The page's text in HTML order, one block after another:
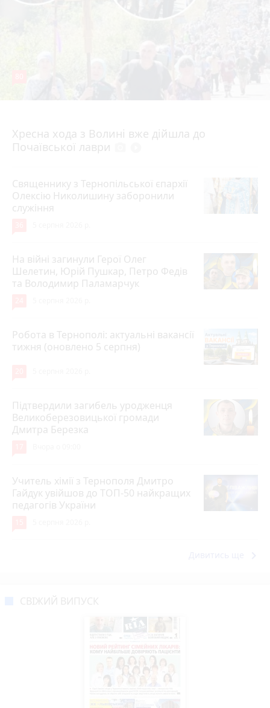
Хресна хода з Волині вже дійшла до
Почаївської лаври
Священнику з Тернопільської єпархії
Олексію Николишину заборонили
служіння
На війні загинули Герої Олег
Шелетин, Юрій Пушкар, Петро Федів
та Володимир Паламарчук
Робота в Тернополі: актуальні вакансії
тижня (оновлено 5 серпня)
Підтвердили загибель уродженця
Великоберезовицької громади
Дмитра Березка
Учитель хімії з Тернополя Дмитро
Гайдук увійшов до ТОП-50 найкращих
педагогів України